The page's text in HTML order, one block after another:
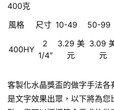
400克
風格
尺寸 10-49 50-99
400HY
2
1/4″
3.29 美
元
3.09
元
客製化水晶獎盃的做字手法
是文字效果出眾，以下將為